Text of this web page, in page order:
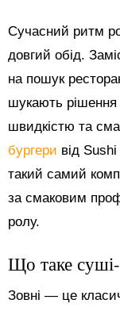
Сучасний ритм
довгий обід.
на пошук
шукають рішення
швидкістю та
бургери від
такий самий
за смаковим
ролу.
Що таке
Зовні — це